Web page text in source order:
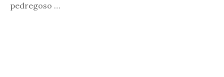
pedregoso …